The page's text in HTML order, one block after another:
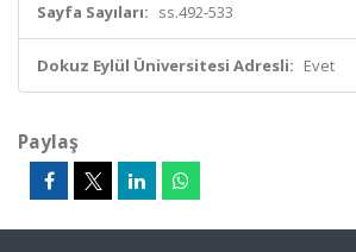
Sayfa Sayıları: ss.492-533
Dokuz Eylül Üniversitesi Adresli: Evet
Paylaş